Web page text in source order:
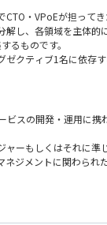
現します。ダイレクト
せていくことができる
とができます。
由な働き方が実現でき
やりがいと働きやす
していない安心感」
の作業ログを残してい
じて通話で意思疎通を
連携を実現。安心し
CTO・VPoEが担って
解し、各領域を主体的
るものです。
ゼクティブ1名に依存
携して開発組織を運
ています。中長期で
り、本ポジションはそ
て、担当ユニットの
うえで、ご経験や適性
セス改善など、開発
の後継となる単独の
ドするミドルマネジ
ビスの開発・運用に携
ャーもしくはそれに準
ネジメントに関わられ
ドしたご経験